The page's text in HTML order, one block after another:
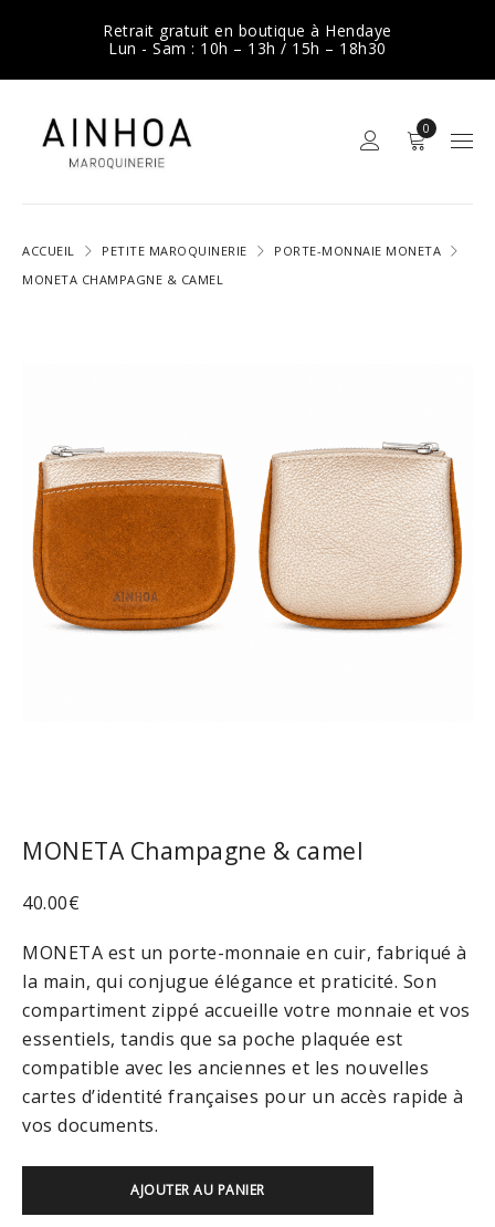
Retrait gratuit en boutique à Hendaye
Lun - Sam : 10h – 13h / 15h – 18h30
0
ACCUEIL PETITE MAROQUINERIE
PORTE-MONNAIE MONETA
MONETA CHAMPAGNE & CAMEL
MONETA Champagne & camel
40.00€
MONETA est un porte-monnaie en cuir, fabriqué à
la main, qui conjugue élégance et praticité. Son
compartiment zippé accueille votre monnaie et vos
essentiels, tandis que sa poche plaquée est
compatible avec les anciennes et les nouvelles
cartes d’identité françaises pour un accès rapide à
vos documents.
AJOUTER AU PANIER